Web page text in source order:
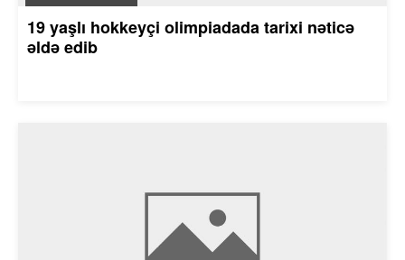
19 yaşlı hokkeyçi olimpiadada tarixi nəticə
əldə edib